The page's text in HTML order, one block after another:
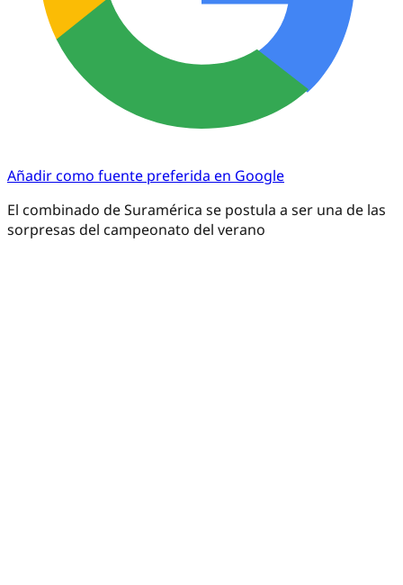
Añadir como fuente preferida en Google
El combinado de Suramérica se postula a ser una de las
sorpresas del campeonato del verano